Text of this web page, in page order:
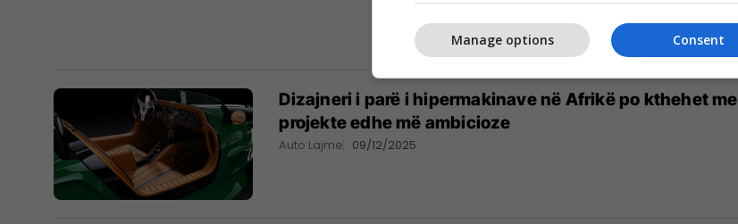
Dizajneri i parë i hipermakinave në Afrikë po kthehet me
projekte edhe më ambicioze
Auto Lajme 09/12/2025
Consent
Manage options